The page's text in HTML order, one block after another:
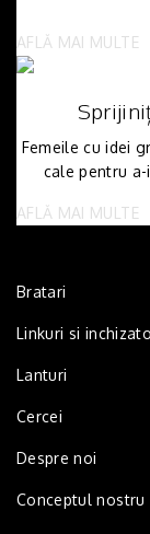
AFLĂ MAI MULTE
Femeile cu idei
cale pentru
AFLĂ MAI MULTE
Bratari
Linkuri si
Lanturi
Cercei
Despre noi
Conceptul nostru